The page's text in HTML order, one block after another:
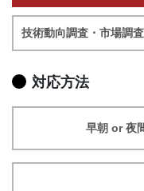
技術動向調査・市場調
対応方法
早朝 or 夜